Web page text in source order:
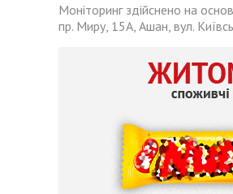
Моніторинг здійснено на
пр. Миру, 15А, Ашан, вул.